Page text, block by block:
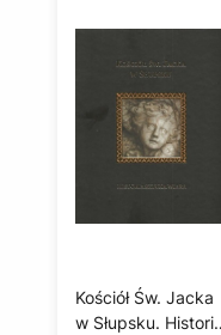
Kościół Św. Jacka
w Słupsku.